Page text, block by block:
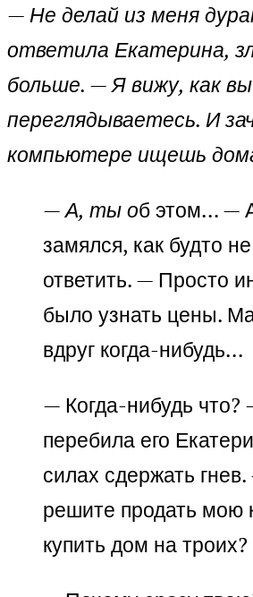
— Не делай из меня
ответила Екатерина,
больше. — Я вижу, как
переглядываетесь. И
компьютере ищешь
— А, ты об этом… —
замялся, как будто
ответить. — Просто
было узнать цены.
вдруг когда-нибудь…
— Когда-нибудь что?
перебила его
силах сдержать
решите продать мою
купить дом на троих?